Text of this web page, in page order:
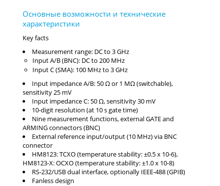
Key facts
Measurement range: DC to 3 GHz
Input A/B (BNC): DC to 200 MHz
Input C (SMA): 100 MHz to 3 GHz
Input impedance A/B: 50 Ω or 1 MΩ (switchable),
sensitivity 25 mV
Input impedance C: 50 Ω, sensitivity 30 mV
10-digit resolution (at 10 s gate time)
Nine measurement functions, external GATE and
ARMING connectors (BNC)
External reference input/output (10 MHz) via BNC
connector
HM8123: TCXO (temperature stability: ±0.5 x 10-6),
HM8123-X: OCXO (temperature stability: ±1.0 x 10-8)
RS-232/USB dual interface, optionally IEEE-488 (GPIB)
Fanless design